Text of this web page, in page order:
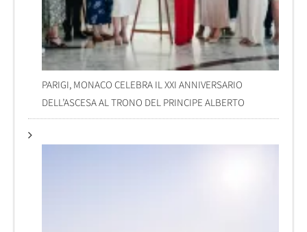
PARIGI, MONACO CELEBRA IL XXI ANNIVERSARIO
DELL’ASCESA AL TRONO DEL PRINCIPE ALBERTO